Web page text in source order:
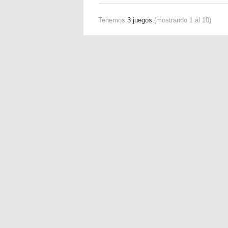
Tenemos 3 juegos (mostrando 1 al 10)